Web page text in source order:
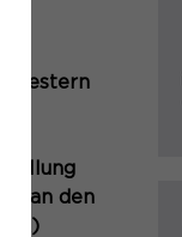
gestern
an den